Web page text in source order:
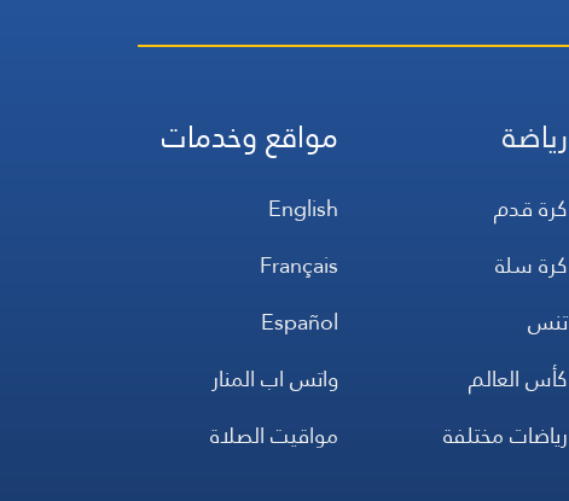
رياضة
كرة قدم
كرة سلة
تنس
كأس العالم
رياضات مختلفة
مواقع وخدمات
English
Français
Español
واتس اب المنار
مواقيت الصلاة